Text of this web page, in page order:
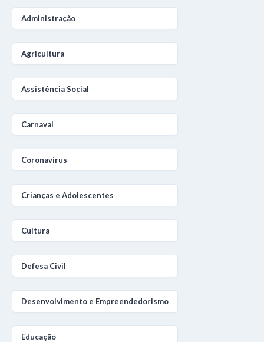
Administração
Agricultura
Assistência Social
Carnaval
Coronavírus
Crianças e Adolescentes
Cultura
Defesa Civil
Desenvolvimento e Empreendedorismo
Educação